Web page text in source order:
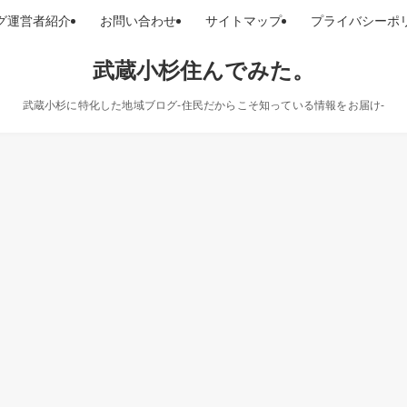
武蔵小杉住んでみた。
武蔵小杉に特化した地域ブログ-住民だからこそ知っている情報をお届け-
運営者紹介 お問い合わせ サイトマップ プライバシーポ